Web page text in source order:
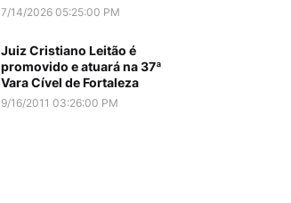
7/14/2026 05:25:00 PM
Juiz Cristiano Leitão é
promovido e atuará na 37ª
Vara Cível de Fortaleza
9/16/2011 03:26:00 PM